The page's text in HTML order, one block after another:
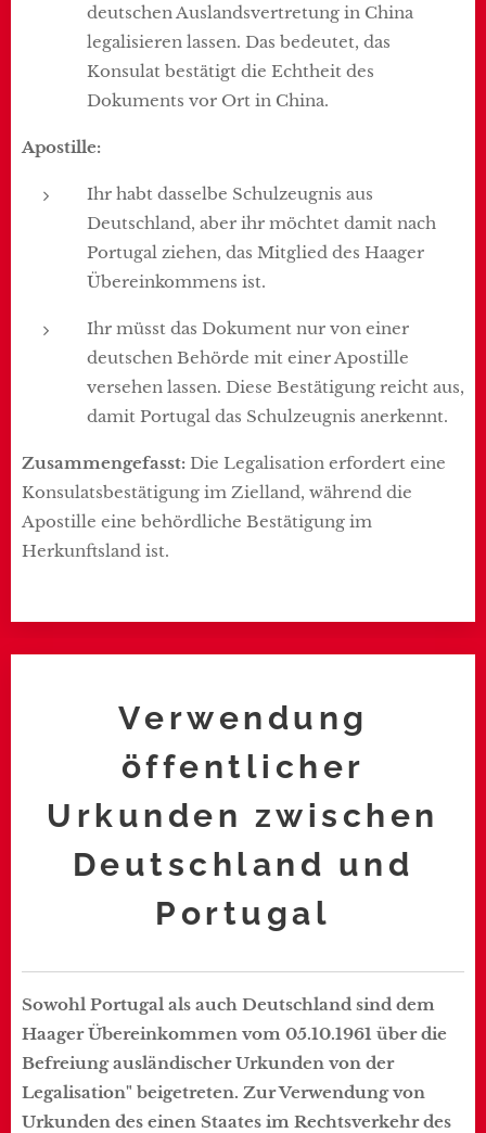
deutschen Auslandsvertretung in China
legalisieren lassen. Das bedeutet, das
Konsulat bestätigt die Echtheit des
Dokuments vor Ort in China.
Apostille:
Ihr habt dasselbe Schulzeugnis aus
Deutschland, aber ihr möchtet damit nach
Portugal ziehen, das Mitglied des Haager
Übereinkommens ist.
Ihr müsst das Dokument nur von einer
deutschen Behörde mit einer Apostille
versehen lassen. Diese Bestätigung reicht aus,
damit Portugal das Schulzeugnis anerkennt.
Zusammengefasst: Die Legalisation erfordert eine
Konsulatsbestätigung im Zielland, während die
Apostille eine behördliche Bestätigung im
Herkunftsland ist.
Verwendung
öffentlicher
Urkunden zwischen
Deutschland und
Portugal
Sowohl Portugal als auch Deutschland sind dem
Haager Übereinkommen vom 05.10.1961 über die
Befreiung ausländischer Urkunden von der
Legalisation" beigetreten. Zur Verwendung von
Urkunden des einen Staates im Rechtsverkehr des